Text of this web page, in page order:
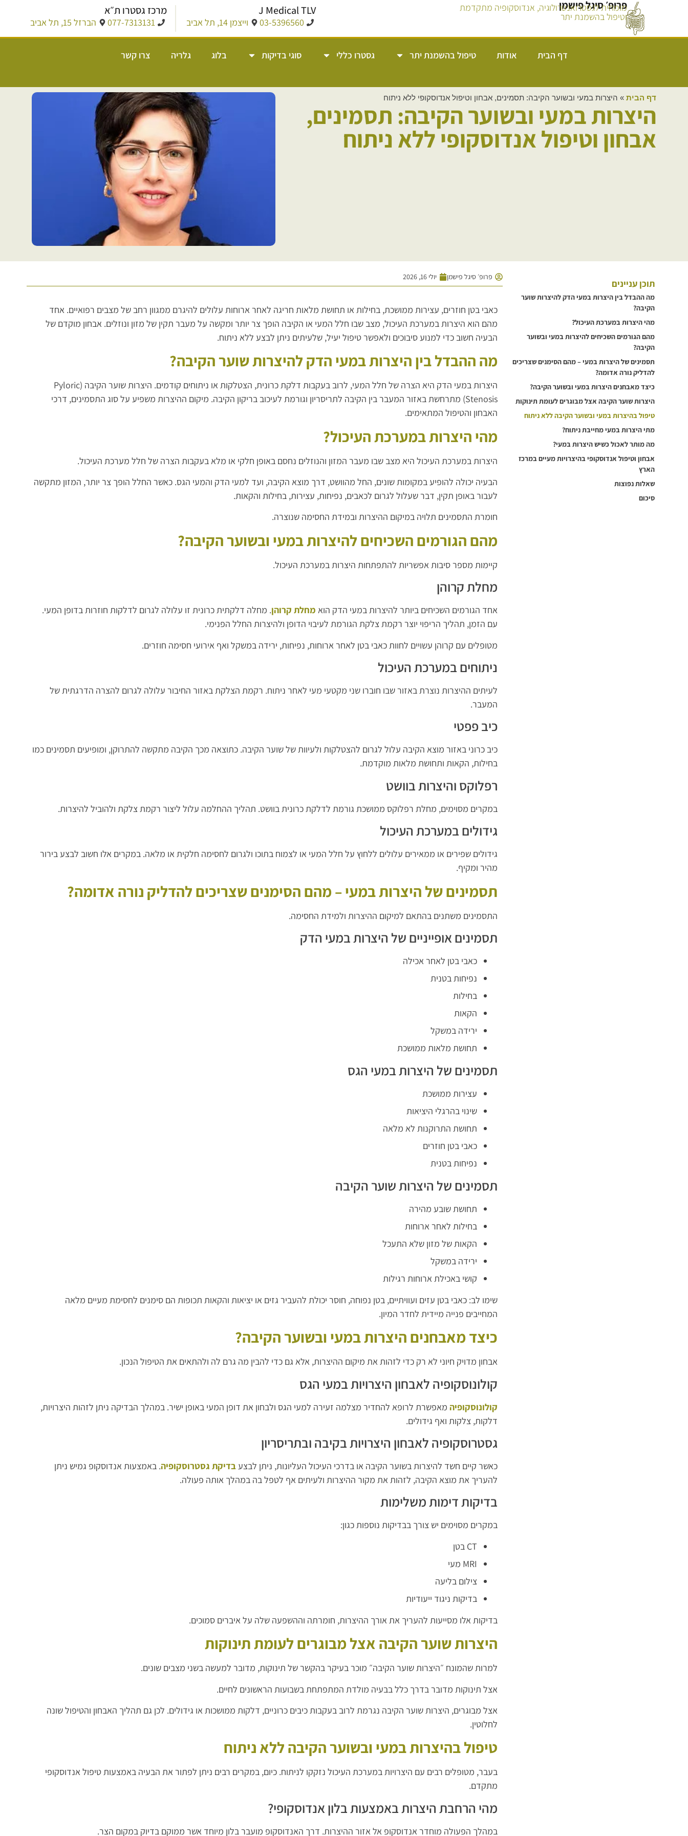
פרופ׳ סיגל פישמן
מומחית לגסטרואנטרולוגיה, אנדוסקופיה מתקדמת
וטיפול בהשמנת יתר מרכז גסטרו ת״א
077-7313131 הברזל 15, תל אביב
J Medical TLV
03-5396560 וייצמן 14, תל אביב
דף הבית אודות טיפול בהשמנת יתר גסטרו כללי סוגי בדיקות בלוג גלריה צרו קשר
דף הבית » היצרות במעי ובשוער הקיבה: תסמינים, אבחון וטיפול אנדוסקופי ללא ניתוח
היצרות במעי ובשוער הקיבה: תסמינים,
אבחון וטיפול אנדוסקופי ללא ניתוח
תוכן עניינים
מה ההבדל בין היצרות במעי הדק להיצרות שוער
הקיבה?
מהי היצרות במערכת העיכול?
מהם הגורמים השכיחים להיצרות במעי ובשוער
הקיבה?
תסמינים של היצרות במעי – מהם הסימנים שצריכים
להדליק נורה אדומה?
כיצד מאבחנים היצרות במעי ובשוער הקיבה?
היצרות שוער הקיבה אצל מבוגרים לעומת תינוקות
טיפול בהיצרות במעי ובשוער הקיבה ללא ניתוח
מתי היצרות במעי מחייבת ניתוח?
מה מותר לאכול כשיש היצרות במעי?
אבחון וטיפול אנדוסקופי בהיצרויות מעיים במרכז
הארץ
שאלות נפוצות
סיכום
פרופ׳ סיגל פישמן יולי 16, 2026
כאבי בטן חוזרים, עצירות ממושכת, בחילות או תחושת מלאות חריגה לאחר ארוחות עלולים להיגרם ממגוון רחב של מצבים רפואיים. אחד
מהם הוא היצרות במערכת העיכול, מצב שבו חלל המעי או הקיבה הופך צר יותר ומקשה על מעבר תקין של מזון ונוזלים. אבחון מוקדם של
הבעיה חשוב כדי למנוע סיבוכים ולאפשר טיפול יעיל, שלעיתים ניתן לבצע ללא ניתוח.
מה ההבדל בין היצרות במעי הדק להיצרות שוער הקיבה?
היצרות במעי הדק היא הצרה של חלל המעי, לרוב בעקבות דלקת כרונית, הצטלקות או ניתוחים קודמים. היצרות שוער הקיבה (Pyloric
Stenosis) מתרחשת באזור המעבר בין הקיבה לתריסריון וגורמת לעיכוב בריקון הקיבה. מיקום ההיצרות משפיע על סוג התסמינים, דרכי
האבחון והטיפול המתאימים.
מהי היצרות במערכת העיכול?
היצרות במערכת העיכול היא מצב שבו מעבר המזון והנוזלים נחסם באופן חלקי או מלא בעקבות הצרה של חלל מערכת העיכול.
הבעיה יכולה להופיע במקומות שונים, החל מהוושט, דרך מוצא הקיבה, ועד למעי הדק והמעי הגס. כאשר החלל הופך צר יותר, המזון מתקשה
לעבור באופן תקין, דבר שעלול לגרום לכאבים, נפיחות, עצירות, בחילות והקאות.
חומרת התסמינים תלויה במיקום ההיצרות ובמידת החסימה שנוצרה.
מהם הגורמים השכיחים להיצרות במעי ובשוער הקיבה?
קיימות מספר סיבות אפשריות להתפתחות היצרות במערכת העיכול.
מחלת קרוהן
אחד הגורמים השכיחים ביותר להיצרות במעי הדק הוא מחלת קרוהן. מחלה דלקתית כרונית זו עלולה לגרום לדלקות חוזרות בדופן המעי.
עם הזמן, תהליך הריפוי יוצר רקמת צלקת הגורמת לעיבוי הדופן ולהיצרות החלל הפנימי.
מטופלים עם קרוהן עשויים לחוות כאבי בטן לאחר ארוחות, נפיחות, ירידה במשקל ואף אירועי חסימה חוזרים.
ניתוחים במערכת העיכול
לעיתים ההיצרות נוצרת באזור שבו חוברו שני מקטעי מעי לאחר ניתוח. רקמת הצלקת באזור החיבור עלולה לגרום להצרה הדרגתית של
המעבר.
כיב פפטי
כיב כרוני באזור מוצא הקיבה עלול לגרום להצטלקות ולעיוות של שוער הקיבה. כתוצאה מכך הקיבה מתקשה להתרוקן, ומופיעים תסמינים כמו
בחילות, הקאות ותחושת מלאות מוקדמת.
רפלוקס והיצרות בוושט
במקרים מסוימים, מחלת רפלוקס ממושכת גורמת לדלקת כרונית בוושט. תהליך ההחלמה עלול ליצור רקמת צלקת ולהוביל להיצרות.
גידולים במערכת העיכול
גידולים שפירים או ממאירים עלולים ללחוץ על חלל המעי או לצמוח בתוכו ולגרום לחסימה חלקית או מלאה. במקרים אלו חשוב לבצע בירור
מהיר ומקיף.
תסמינים של היצרות במעי – מהם הסימנים שצריכים להדליק נורה אדומה?
התסמינים משתנים בהתאם למיקום ההיצרות ולמידת החסימה.
תסמינים אופייניים של היצרות במעי הדק
כאבי בטן לאחר אכילה
נפיחות בטנית
בחילות
הקאות
ירידה במשקל
תחושת מלאות ממושכת
תסמינים של היצרות במעי הגס
עצירות ממושכת
שינוי בהרגלי היציאות
תחושת התרוקנות לא מלאה
כאבי בטן חוזרים
נפיחות בטנית
תסמינים של היצרות שוער הקיבה
תחושת שובע מהירה
בחילות לאחר ארוחות
הקאות של מזון שלא התעכל
ירידה במשקל
קושי באכילת ארוחות רגילות
שימו לב: כאבי בטן עזים ועוויתיים, בטן נפוחה, חוסר יכולת להעביר גזים או יציאות והקאות תכופות הם סימנים לחסימת מעיים מלאה
המחייבים פנייה מיידית לחדר המיון.
כיצד מאבחנים היצרות במעי ובשוער הקיבה?
אבחון מדויק חיוני לא רק כדי לזהות את מיקום ההיצרות, אלא גם כדי להבין מה גרם לה ולהתאים את הטיפול הנכון.
קולונוסקופיה לאבחון היצרויות במעי הגס
קולונוסקופיה מאפשרת לרופא להחדיר מצלמה זעירה למעי הגס ולבחון את דופן המעי באופן ישיר. במהלך הבדיקה ניתן לזהות היצרויות,
דלקות, צלקות ואף גידולים.
גסטרוסקופיה לאבחון היצרויות בקיבה ובתריסריון
כאשר קיים חשד להיצרות בשוער הקיבה או בדרכי העיכול העליונות, ניתן לבצעבדיקת גסטרוסקופיה. באמצעות אנדוסקופ גמיש ניתן
להעריך את מוצא הקיבה, לזהות את מקור ההיצרות ולעיתים אף לטפל בה במהלך אותה פעולה.
בדיקות דימות משלימות
במקרים מסוימים יש צורך בבדיקות נוספות כגון:
CT בטן
MRI מעי
צילום בליעה
בדיקות ניגוד ייעודיות
בדיקות אלו מסייעות להעריך את אורך ההיצרות, חומרתה וההשפעה שלה על איברים סמוכים.
היצרות שוער הקיבה אצל מבוגרים לעומת תינוקות
למרות שהמונח ״היצרות שוער הקיבה״ מוכר בעיקר בהקשר של תינוקות, מדובר למעשה בשני מצבים שונים.
אצל תינוקות מדובר בדרך כלל בבעיה מולדת המתפתחת בשבועות הראשונים לחיים.
אצל מבוגרים, היצרות שוער הקיבה נגרמת לרוב בעקבות כיבים כרוניים, דלקות ממושכות או גידולים. לכן גם תהליך האבחון והטיפול שונה
לחלוטין.
טיפול בהיצרות במעי ובשוער הקיבה ללא ניתוח
בעבר, מטופלים רבים עם היצרויות במערכת העיכול נזקקו לניתוח. כיום, במקרים רבים ניתן לפתור את הבעיה באמצעות טיפול אנדוסקופי
מתקדם.
מהי הרחבת היצרות באמצעות בלון אנדוסקופי?
במהלך הפעולה מוחדר אנדוסקופ אל אזור ההיצרות. דרך האנדוסקופ מועבר בלון מיוחד אשר ממוקם בדיוק במקום הצר.